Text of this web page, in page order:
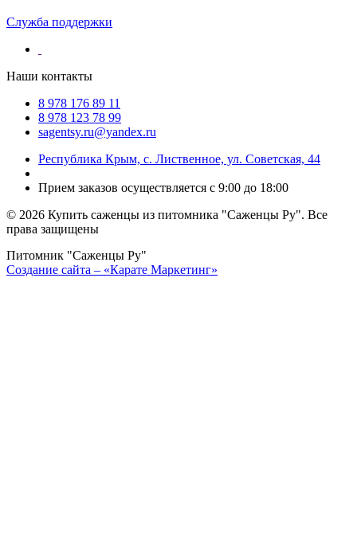
Служба поддержки
Наши контакты
8 978 176 89 11
8 978 123 78 99
sagentsy.ru@yandex.ru
Республика Крым, с. Лиственное, ул. Советская, 44
Прием заказов осуществляется с 9:00 до 18:00
© 2026 Купить саженцы из питомника "Саженцы Ру". Все
права защищены
Питомник "Саженцы Ру"
Создание сайта – «Карате Маркетинг»